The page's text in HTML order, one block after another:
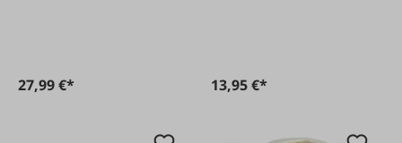
27,99 €* 13,95 €*